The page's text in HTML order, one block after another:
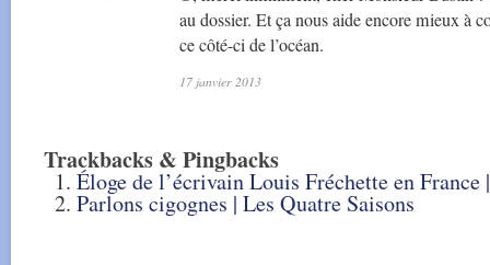
au dossier. Et ça nous aide encore mieux à
ce côté-ci de l’océan.
17 janvier 2013
Trackbacks & Pingbacks
Éloge de l’écrivain Louis Fréchette en France
Parlons cigognes | Les Quatre Saisons